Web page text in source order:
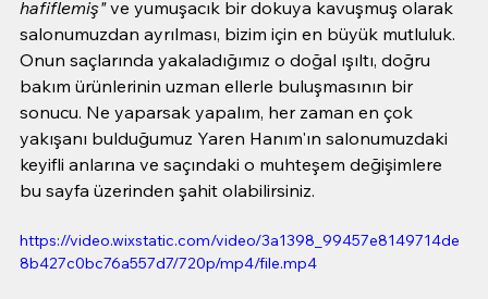
hafiflemiş" ve yumuşacık bir dokuya kavuşmuş olarak
salonumuzdan ayrılması, bizim için en büyük mutluluk.
Onun saçlarında yakaladığımız o doğal ışıltı, doğru
bakım ürünlerinin uzman ellerle buluşmasının bir
sonucu. Ne yaparsak yapalım, her zaman en çok
yakışanı bulduğumuz Yaren Hanım'ın salonumuzdaki
keyifli anlarına ve saçındaki o muhteşem değişimlere
bu sayfa üzerinden şahit olabilirsiniz.
https://video.wixstatic.com/video/3a1398_99457e8149714de
8b427c0bc76a557d7/720p/mp4/file.mp4